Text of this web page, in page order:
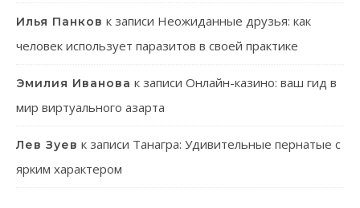
Илья Панков к записи Неожиданные друзья: как
человек использует паразитов в своей практике
Эмилия Иванова к записи Онлайн-казино: ваш гид в
мир виртуального азарта
Лев Зуев к записи Танагра: Удивительные пернатые с
ярким характером